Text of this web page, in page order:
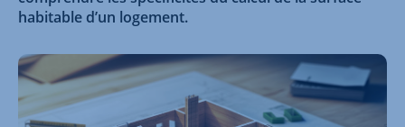
habitable d’un logement.